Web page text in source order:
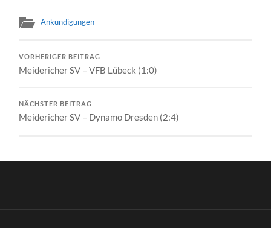
Ankündigungen
VORHERIGER BEITRAG
Meidericher SV – VFB Lübeck (1:0)
NÄCHSTER BEITRAG
Meidericher SV – Dynamo Dresden (2:4)